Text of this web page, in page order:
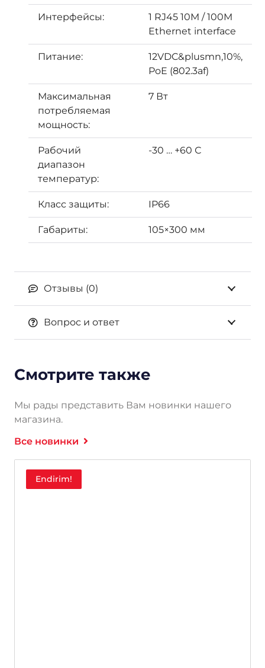
Интерфейсы:
1 RJ45 10M / 100M
Ethernet interface
Питание:
12VDC&plusmn,10%,
PoE (802.3af)
Максимальная
потребляемая
мощность:
7 Вт
Рабочий
диапазон
температур:
-30 … +60 С
Класс защиты: IP66
Габариты: 105×300 мм
Отзывы (0)
Вопрос и ответ
Смотрите также
Мы рады представить Вам новинки нашего
магазина.
Все новинки
Endirim!